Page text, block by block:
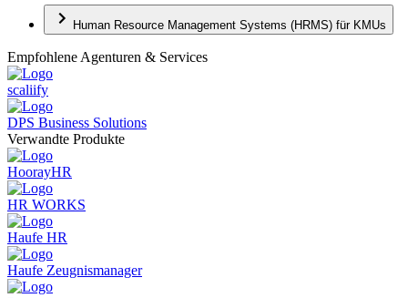
Human Resource Management Systems (HRMS) für KMUs
Empfohlene Agenturen & Services
scaliify
DPS Business Solutions
Verwandte Produkte
HoorayHR
HR WORKS
Haufe HR
Haufe Zeugnismanager